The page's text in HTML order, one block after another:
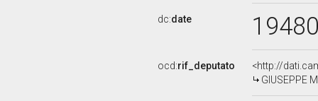
dc:date
ocd:rif_deputato
<http://
GIUSEPPE